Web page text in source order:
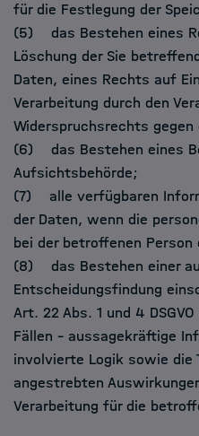
für die Festlegung der
(5) das Bestehen eines
Löschung der Sie
Daten, eines Rechts auf
Verarbeitung durch den
Widerspruchsrechts gegen
(6) das Bestehen eines
Aufsichtsbehörde;
(7) alle verfügbaren
der Daten, wenn die
bei der betroffenen Person
(8) das Bestehen einer
Entscheidungsfindung
Art. 22 Abs. 1 und 4
Fällen – aussagekräftige
involvierte Logik sowie die
angestrebten
Verarbeitung für die